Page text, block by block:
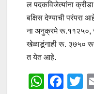
ल पदकविजेत्यांना
बक्षिस देण्याची परंपरा
ना अनुक्रमे रू.११२५०,
खेळाडूंनाही रू. ३७५०
त येत आहे.
W
F
T